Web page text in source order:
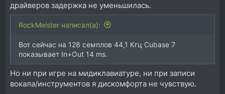
драйверов задержка не уменьшилась.
RockMeister написал(а):
Вот сейчас на 128 семплов 44,1 Кгц Cubase 7
показывает In+Out 14 ms.
Но ни при игре на мидиклавиатуре, ни при записи
вокала/инструментов я дискомфорта не чувствую.